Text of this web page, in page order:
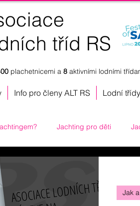
tříd RS
plachetnicemi a 8 aktivními lodními
Info pro členy ALT RS Lodní
Jachting pro děti
plachetnic
Jak